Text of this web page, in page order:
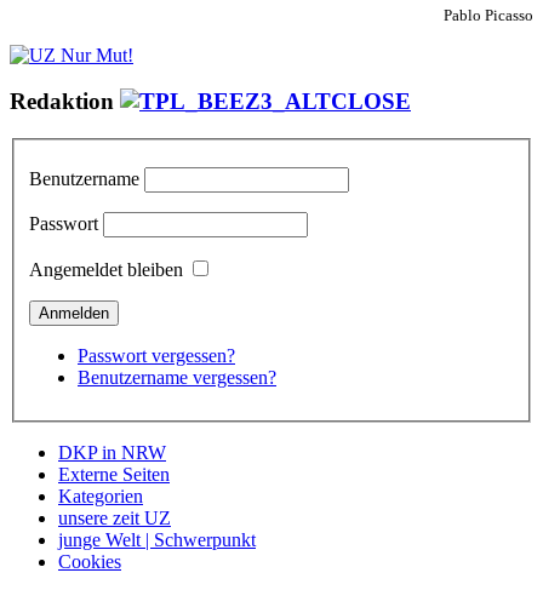
Pablo Picasso
Redaktion
Benutzername
Passwort
Angemeldet bleiben
Passwort vergessen?
Benutzername vergessen?
DKP in NRW
Externe Seiten
Kategorien
unsere zeit UZ
junge Welt | Schwerpunkt
Cookies